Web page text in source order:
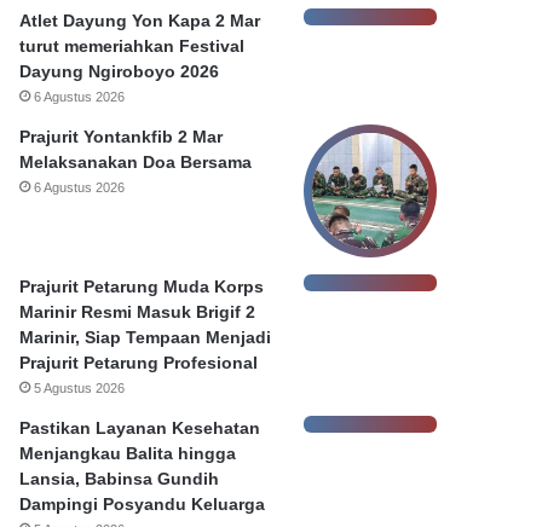
Atlet Dayung Yon Kapa 2 Mar
turut memeriahkan Festival
Dayung Ngiroboyo 2026
6 Agustus 2026
Prajurit Yontankfib 2 Mar
Melaksanakan Doa Bersama
6 Agustus 2026
Prajurit Petarung Muda Korps
Marinir Resmi Masuk Brigif 2
Marinir, Siap Tempaan Menjadi
Prajurit Petarung Profesional
5 Agustus 2026
Pastikan Layanan Kesehatan
Menjangkau Balita hingga
Lansia, Babinsa Gundih
Dampingi Posyandu Keluarga